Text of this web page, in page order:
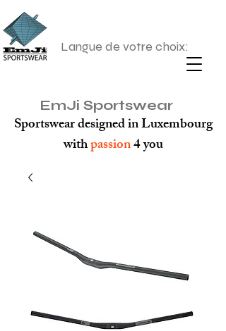
Langue de votre choix:
EmJi Sportswear
Sportswear designed in Luxembourg
withpassion4 you